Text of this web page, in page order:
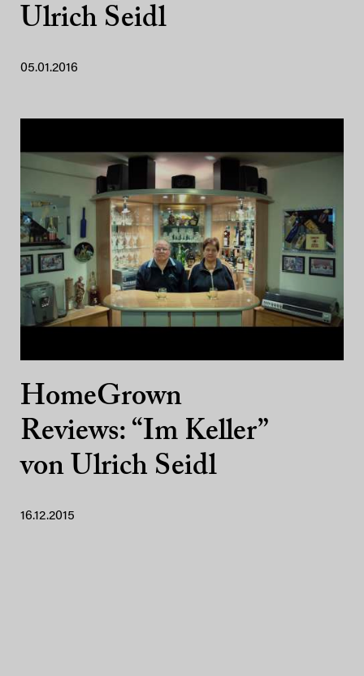
Ulrich Seidl
05.01.2016
HomeGrown
Reviews: “Im Keller”
von Ulrich Seidl
16.12.2015